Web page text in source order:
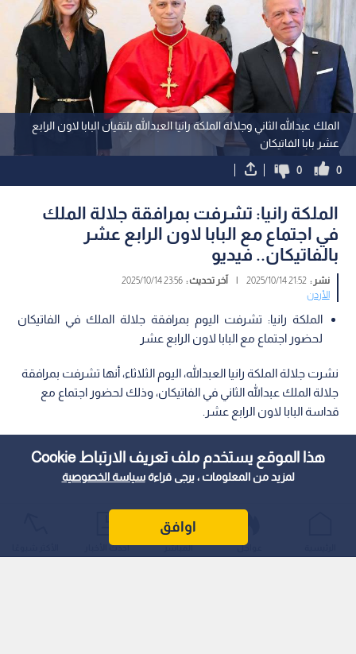
هذا الموقع يستخدم ملف تعريف الارتباط Cookie
لمزيد من المعلومات ، يرجى قراءةسياسة الخصوصية
اوافق
الملك عبدﷲ الثاني وجلالة الملكة رانيا العبدﷲ يلتقيان البابا لاون الرابع
عشر بابا الفاتيكان
0
0
الملكة رانيا: تشرفت بمرافقة جلالة الملك
في اجتماع مع البابا لاون الرابع عشر
بالفاتيكان.. فيديو
نشر :21:52 2025/10/14
| آخر تحديث :23:56 2025/10/14
الأردن
الملكة رانيا: تشرفت اليوم بمرافقة جلالة الملك في الفاتيكان
لحضور اجتماع مع البابا لاون الرابع عشر
نشرت جلالة الملكة رانيا العبدالله، اليوم الثلاثاء، أنها تشرفت بمرافقة
جلالة الملك عبدالله الثاني في الفاتيكان، وذلك لحضور اجتماع مع
قداسة البابا لاون الرابع عشر.
عواجل المباشر أحدث الأخبار